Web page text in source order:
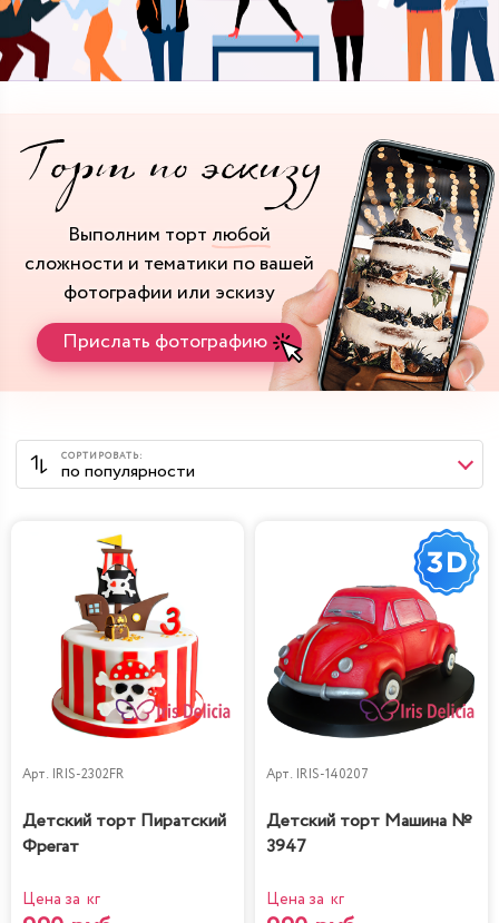
Выполним торт любой
сложности и тематики по вашей
фотографии или эскизу
Прислать фотографию
Арт. IRIS-2302FR
Детский торт Пиратский
Фрегат
Цена за кг
Арт. IRIS-140207
Детский торт Машина №
3947
Цена за кг